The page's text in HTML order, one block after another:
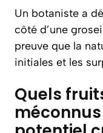
Un botaniste a
côté d’une
preuve que la
initiales et les
Quels